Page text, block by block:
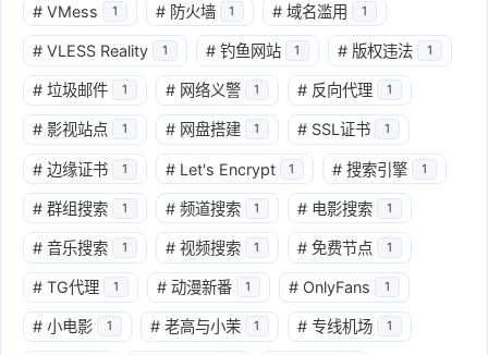
# VMess 1 # 防火墙 1 # 域名滥用 1
# VLESS Reality 1 # 钓鱼网站 1 # 版权违法 1
# 垃圾邮件 1 # 网络义警 1 # 反向代理 1
# 影视站点 1 # 网盘搭建 1 # SSL证书 1
# 边缘证书 1 # Let's Encrypt 1 # 搜索引擎 1
# 群组搜索 1 # 频道搜索 1 # 电影搜索 1
# 音乐搜索 1 # 视频搜索 1 # 免费节点 1
# TG代理 1 # 动漫新番 1 # OnlyFans 1
# 小电影 1 # 老高与小茉 1 # 专线机场 1